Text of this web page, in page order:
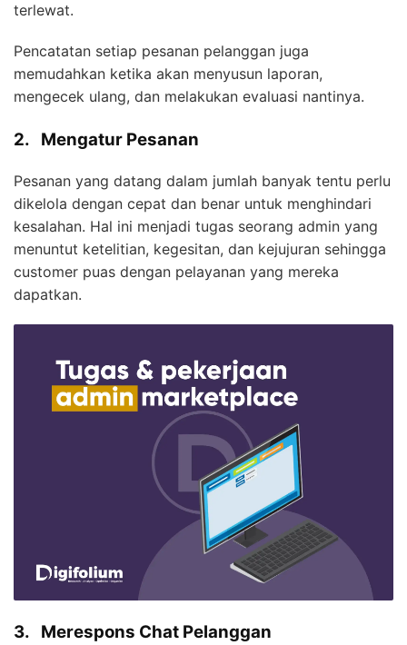
terlewat.
Pencatatan setiap pesanan pelanggan juga
memudahkan ketika akan menyusun laporan,
mengecek ulang, dan melakukan evaluasi nantinya.
2. Mengatur Pesanan
Pesanan yang datang dalam jumlah banyak tentu perlu
dikelola dengan cepat dan benar untuk menghindari
kesalahan. Hal ini menjadi tugas seorang admin yang
menuntut ketelitian, kegesitan, dan kejujuran sehingga
customer puas dengan pelayanan yang mereka
dapatkan.
3. Merespons Chat Pelanggan